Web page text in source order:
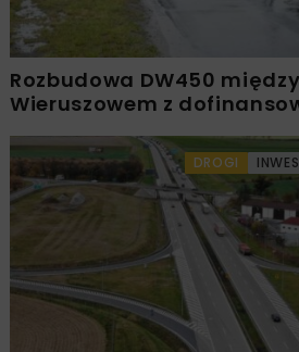
Rozbudowa DW450
Wieruszowem z
DROGI